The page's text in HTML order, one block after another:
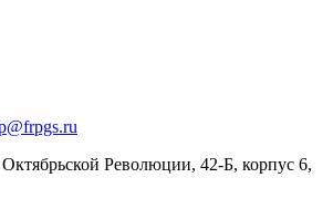
Октябрьской Революции, 42-Б, корпус 6,